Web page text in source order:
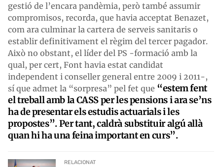
gestió de l’encara pandèmia, però també assumir
compromisos, recorda, que havia acceptat Benazet,
com ara culminar la cartera de serveis sanitaris o
establir definitivament el règim del tercer pagador.
Això no obstant, el líder del PS -formació amb la
qual, per cert, Font havia estat candidat
independent i conseller general entre 2009 i 2011-,
sí que admet la “sorpresa” pel fet que “estem fent
el treball amb la CASS per les pensions i ara se’ns
ha de presentar els estudis actuarials i les
propostes”. Per tant, caldrà substituir algú allà
quan hi ha una feina important en curs”.
RELACIONAT